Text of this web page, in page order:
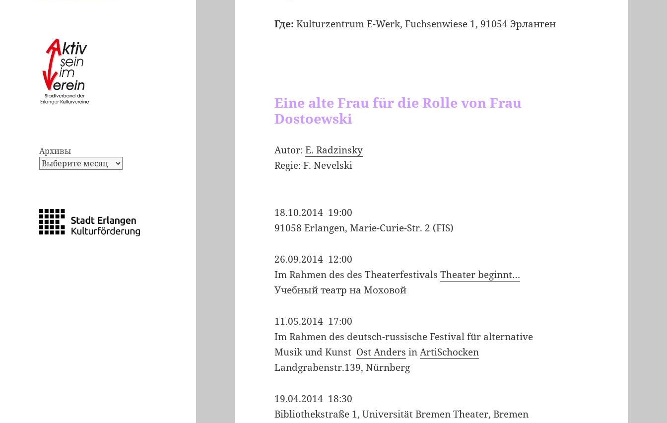
Архивы
Где: Kulturzentrum E-Werk, Fuchsenwiese 1, 91054 Эрланген
Eine alte Frau für die Rolle von Frau
Dostoewski
Autor:E. Radzinsky
Regie: F. Nevelski
18.10.2014 19:00
91058 Erlangen, Marie-Curie-Str. 2 (FIS)
26.09.2014 12:00
Im Rahmen des des TheaterfestivalsTheater beginnt…
Учебный театр на Моховой
11.05.2014 17:00
Im Rahmen des deutsch-russische Festival für alternative
Musik und Kunst Ost Anders inArtiSchocken
Landgrabenstr.139, Nürnberg
19.04.2014 18:30
Bibliothekstraße 1, Universität Bremen Theater, Bremen